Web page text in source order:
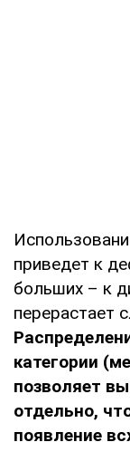
приведет к
больших – к
перерастает
категории
позволяет
отдельно,
появление